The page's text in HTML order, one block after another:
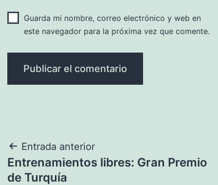
Guarda mi nombre, correo electrónico y web en
este navegador para la próxima vez que comente.
Navegación
de
Entrada anterior
Entrenamientos libres: Gran Premio
de Turquía